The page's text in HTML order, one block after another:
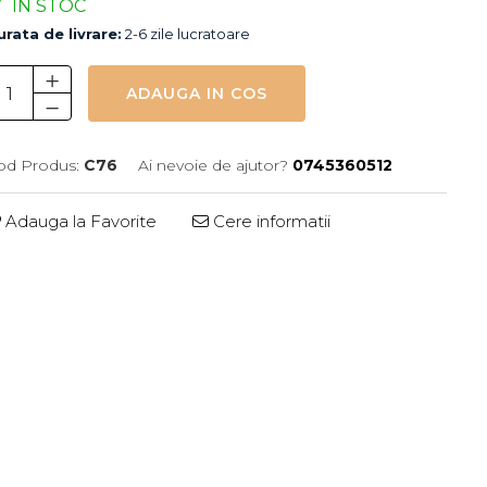
IN STOC
de livrare: 2-6 zile lucratoare
ADAUGA IN COS
Produs: C76 Ai nevoie de ajutor? 0745360512
Adauga la Favorite Cere informatii